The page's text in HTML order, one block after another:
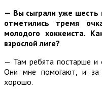
— Вы сыграли уже шесть
отметились тремя
молодого хоккеиста.
взрослой лиге?
— Там ребята постарше
Они мне помогают, и за
хорошо.